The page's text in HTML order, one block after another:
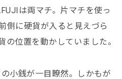
は両マチ。片マチを使っ
側に硬貨が入ると見えづら
の位置を動かしていました。
小銭が一目瞭然。しかもが